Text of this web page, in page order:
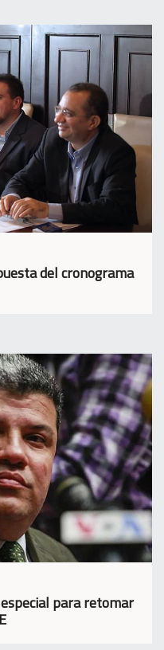
del cronograma
para retomar